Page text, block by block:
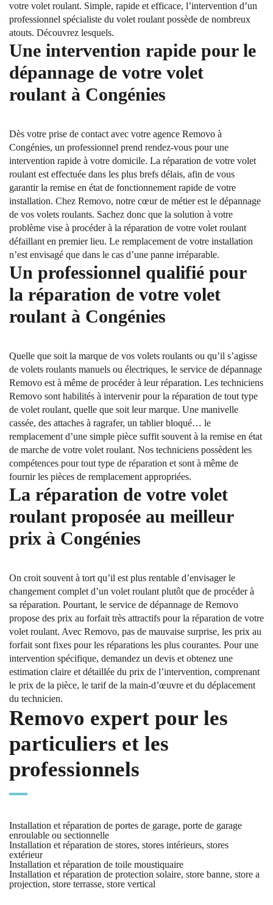
votre volet roulant. Simple, rapide et efficace, l’intervention d’un
professionnel spécialiste du volet roulant possède de nombreux
atouts. Découvrez lesquels.
Une intervention rapide pour le
dépannage de votre volet
roulant à Congénies
Dès votre prise de contact avec votre agence Removo à
Congénies, un professionnel prend rendez-vous pour une
intervention rapide à votre domicile. La réparation de votre volet
roulant est effectuée dans les plus brefs délais, afin de vous
garantir la remise en état de fonctionnement rapide de votre
installation. Chez Removo, notre cœur de métier est le dépannage
de vos volets roulants. Sachez donc que la solution à votre
problème vise à procéder à la réparation de votre volet roulant
défaillant en premier lieu. Le remplacement de votre installation
n’est envisagé que dans le cas d’une panne irréparable.
Un professionnel qualifié pour
la réparation de votre volet
roulant à Congénies
Quelle que soit la marque de vos volets roulants ou qu’il s’agisse
de volets roulants manuels ou électriques, le service de dépannage
Removo est à même de procéder à leur réparation. Les techniciens
Removo sont habilités à intervenir pour la réparation de tout type
de volet roulant, quelle que soit leur marque. Une manivelle
cassée, des attaches à ragrafer, un tablier bloqué… le
remplacement d’une simple pièce suffit souvent à la remise en état
de marche de votre volet roulant. Nos techniciens possèdent les
compétences pour tout type de réparation et sont à même de
fournir les pièces de remplacement appropriées.
La réparation de votre volet
roulant proposée au meilleur
prix à Congénies
On croit souvent à tort qu’il est plus rentable d’envisager le
changement complet d’un volet roulant plutôt que de procéder à
sa réparation. Pourtant, le service de dépannage de Removo
propose des prix au forfait très attractifs pour la réparation de votre
volet roulant. Avec Removo, pas de mauvaise surprise, les prix au
forfait sont fixes pour les réparations les plus courantes. Pour une
intervention spécifique, demandez un devis et obtenez une
estimation claire et détaillée du prix de l’intervention, comprenant
le prix de la pièce, le tarif de la main-d’œuvre et du déplacement
du technicien.
Removo expert pour les
particuliers et les
professionnels
Installation et réparation de portes de garage, porte de garage
enroulable ou sectionnelle
Installation et réparation de stores, stores intérieurs, stores
extérieur
Installation et réparation de toile moustiquaire
Installation et réparation de protection solaire, store banne, store a
projection, store terrasse, store vertical